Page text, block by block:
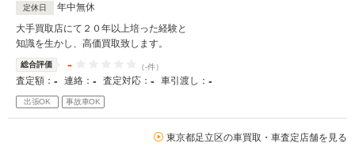
定休日
年中無休
大手買取店にて２０年以上培った経験と
知識を生かし、高価買取致します。
総合評価 - （-件）
査定額： - 連絡： - 査定対応： - 車引渡し： -
出張OK 事故車OK
東京都足立区の車買取・車査定店舗を見る